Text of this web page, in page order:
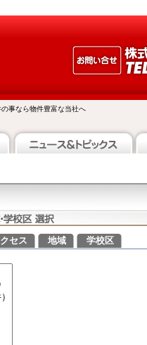
事なら物件豊富な当社へ
セス 地域 学校区